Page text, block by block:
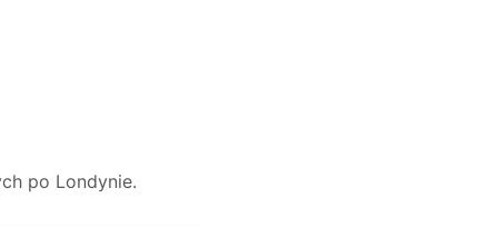
po Londynie.